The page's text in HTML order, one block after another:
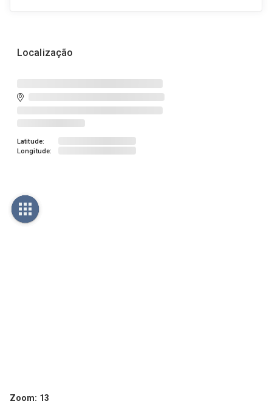
Localização
Latitude:
Longitude:
Zoom: 13